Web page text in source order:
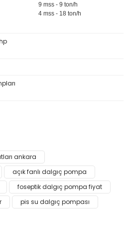
9 mss - 9 ton/h
4 mss - 18 ton/h
yorumu siz yapın!
Yorum Yaz
ürün açıklamalarında ve diğer
noktaları öneri formunu
teşekkür ederiz.
veya görüntülenemiyor.
bilgiler bulunuyor.
ankara
açık fanlı dalgıç pompa
foseptik dalgıç pompa fiyat
pis su dalgıç pompası